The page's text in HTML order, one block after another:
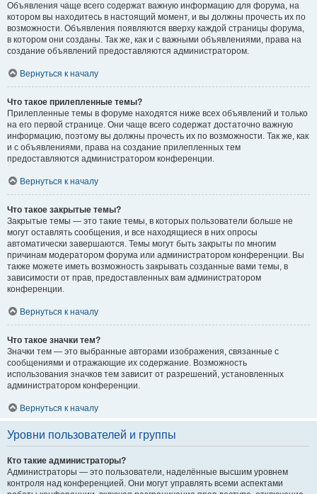
Объявления чаще всего содержат важную информацию для форума, на
котором вы находитесь в настоящий момент, и вы должны прочесть их по
возможности. Объявления появляются вверху каждой страницы форума,
в котором они созданы. Так же, как и с важными объявлениями, права на
создание объявлений предоставляются администратором.
Вернуться к началу
Что такое прилепленные темы?
Прилепленные темы в форуме находятся ниже всех объявлений и только
на его первой странице. Они чаще всего содержат достаточно важную
информацию, поэтому вы должны прочесть их по возможности. Так же, как
и с объявлениями, права на создание прилепленных тем
предоставляются администратором конференции.
Вернуться к началу
Что такое закрытые темы?
Закрытые темы — это такие темы, в которых пользователи больше не
могут оставлять сообщения, и все находящиеся в них опросы
автоматически завершаются. Темы могут быть закрыты по многим
причинам модератором форума или администратором конференции. Вы
также можете иметь возможность закрывать созданные вами темы, в
зависимости от прав, предоставленных вам администратором
конференции.
Вернуться к началу
Что такое значки тем?
Значки тем — это выбранные авторами изображения, связанные с
сообщениями и отражающие их содержание. Возможность
использования значков тем зависит от разрешений, установленных
администратором конференции.
Вернуться к началу
Уровни пользователей и группы
Кто такие администраторы?
Администраторы — это пользователи, наделённые высшим уровнем
контроля над конференцией. Они могут управлять всеми аспектами